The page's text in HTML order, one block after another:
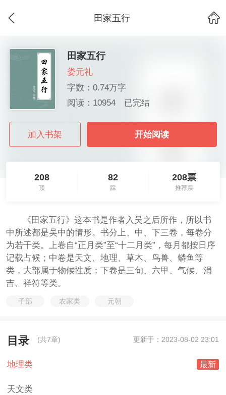
田家五行
田家五行
娄元礼
字数：0.74万字
阅读：10954
已完结
加入书架 开始阅读
208
顶
82
踩
208票
推荐票
《田家五行》这本书是作者入吴之后所作，所以书
中所述都是吴中的情形。书分上、中、下三卷，每卷分
为若干类。上卷自“正月类”至“十二月类”，每月都按日序
记载占候；中卷是天文、地理、草木、鸟兽、鳞鱼等
类，大部属于物候性质；下卷是三旬、六甲、气候、涓
吉、祥符等类。
子部 农家类 元朝
目录 (共7章) 更新于：2023-08-02 23:01
地理类 最新
天文类